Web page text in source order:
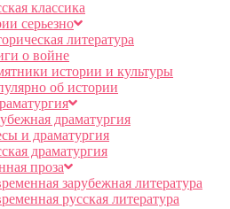
классика
серьезно
литература
о войне
истории и культуры
об истории
драматургия
и драматургия
драматургия
проза
зарубежная литература
русская литература